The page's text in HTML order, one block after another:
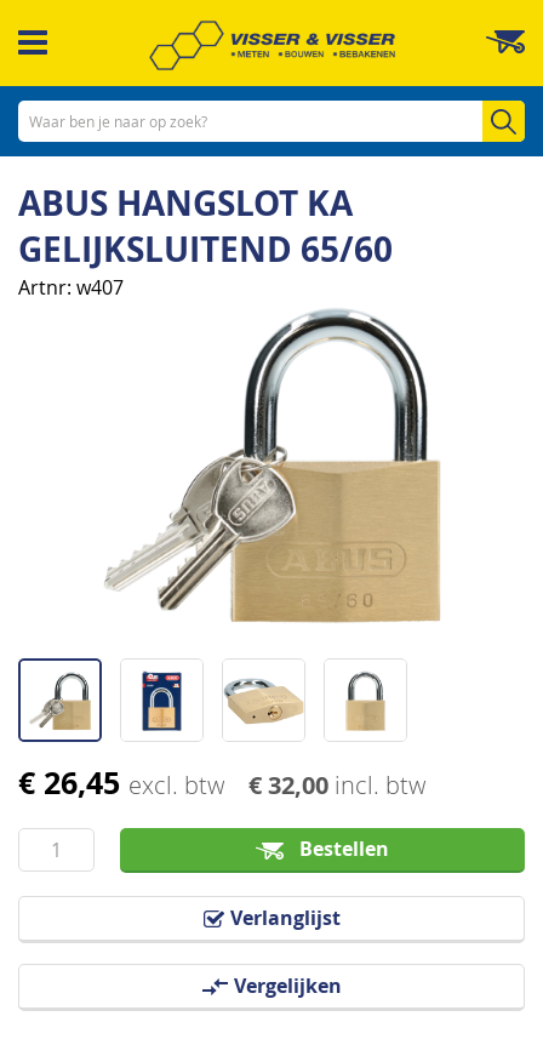
naar
inhoud
ABUS HANGSLOT KA
GELIJKSLUITEND 65/60
Artnr w407
€ 26,45 excl. btw € 32,00 incl. btw
Bestellen
Verlanglijst
Vergelijken
Ga
het
begin
van